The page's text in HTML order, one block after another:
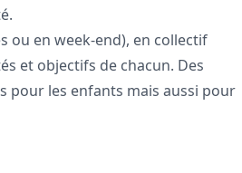
ou en week-end), en collectif
et objectifs de chacun. Des
pour les enfants mais aussi pour